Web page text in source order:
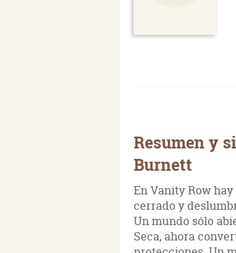
Resumen y
Burnett
En Vanity Row
cerrado y
Un mundo sólo
Seca, ahora